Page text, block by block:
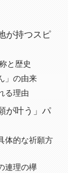
が持つスピ
と歴史
」の由来
る理由
が叶う」パ
体的な祈願方
連理の欅